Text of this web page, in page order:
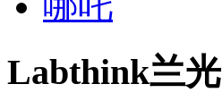
Labthink兰光